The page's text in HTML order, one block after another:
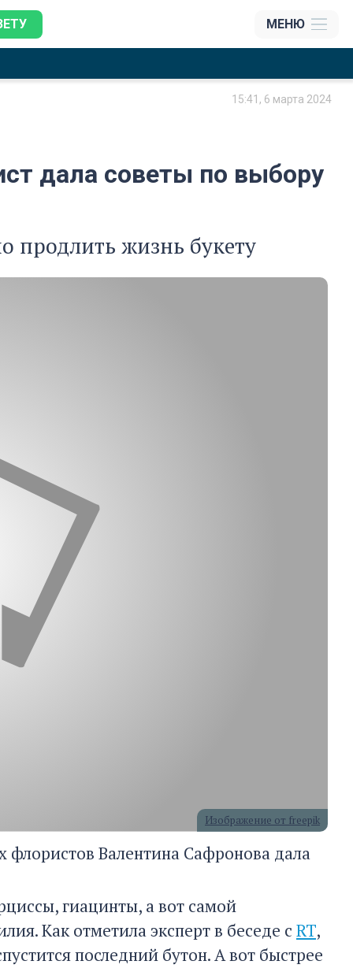
МЕНЮ
15:41, 6 марта 2024
дала советы по выбору
продлить жизнь букету
Изображение от freepik
флористов Валентина Сафронова дала
гиацинты, а вот самой
Как отметила эксперт в беседе с RT,
последний бутон. А вот быстрее